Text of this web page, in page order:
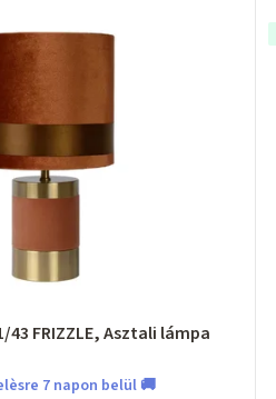
43 FRIZZLE, Asztali lámpa
7 napon belül 🚚